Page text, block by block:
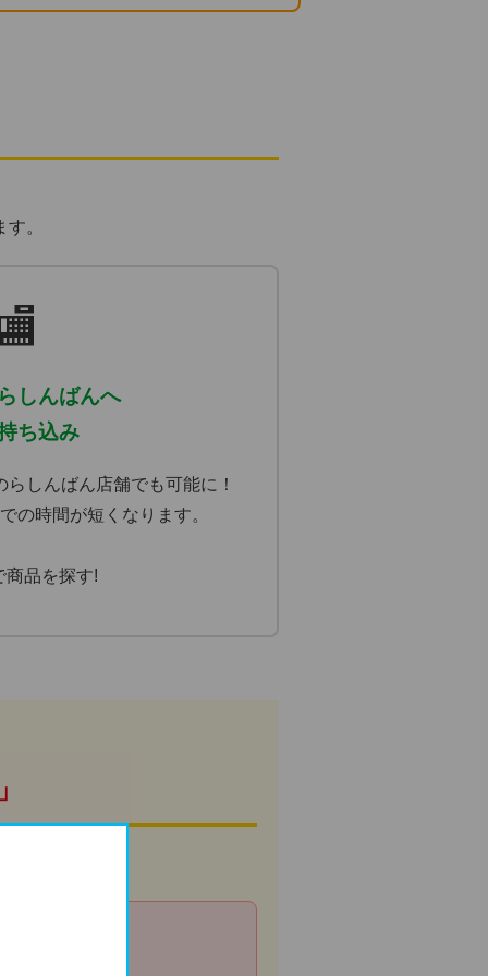
。
しんばんへ
ち込み
らしんばん店舗でも可能に！
の時間が短くなります。
商品を探す!